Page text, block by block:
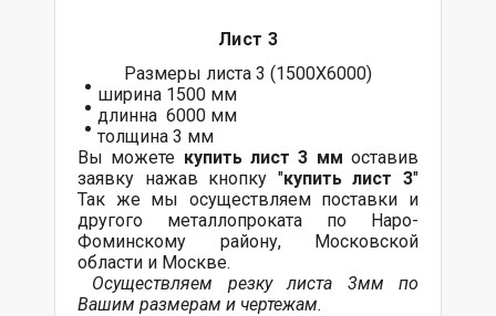
Лист 3
Размеры листа 3 (1500Х6000)
ширина 1500 мм
длинна 6000 мм
толщина 3 мм
Вы можете купить лист 3 мм оставив
заявку нажав кнопку "купить лист 3"
Так же мы осуществляем поставки и
другого металлопроката по Наро-
Фоминскому району, Московской
области и Москве.
Осуществляем резку листа 3мм по
Вашим размерам и чертежам.